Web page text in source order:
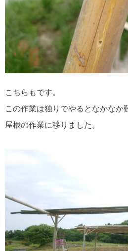
こちらもです。
この作業は独りでやるとなかなか
屋根の作業に移りました。